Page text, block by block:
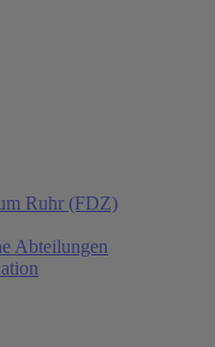
Ruhr (FDZ)
Abteilungen